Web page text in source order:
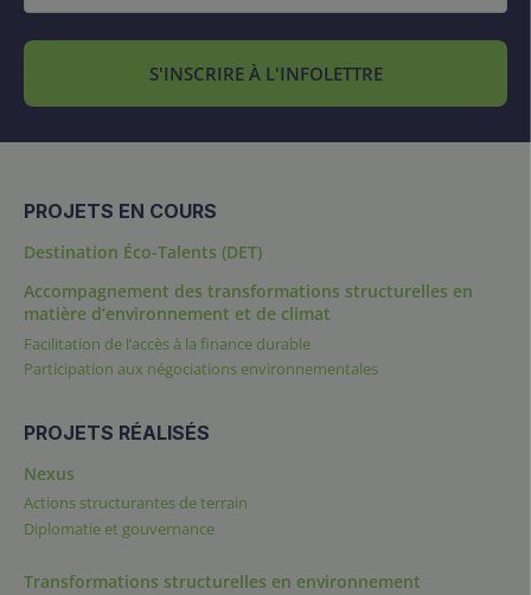
S'INSCRIRE À L'INFOLETTRE
PROJETS EN COURS
Destination Éco-Talents (DET)
Accompagnement des transformations structurelles en
matière d’environnement et de climat
Facilitation de l’accès à la finance durable
Participation aux négociations environnementales
PROJETS RÉALISÉS
Nexus
Actions structurantes de terrain
Diplomatie et gouvernance
Transformations structurelles en environnement